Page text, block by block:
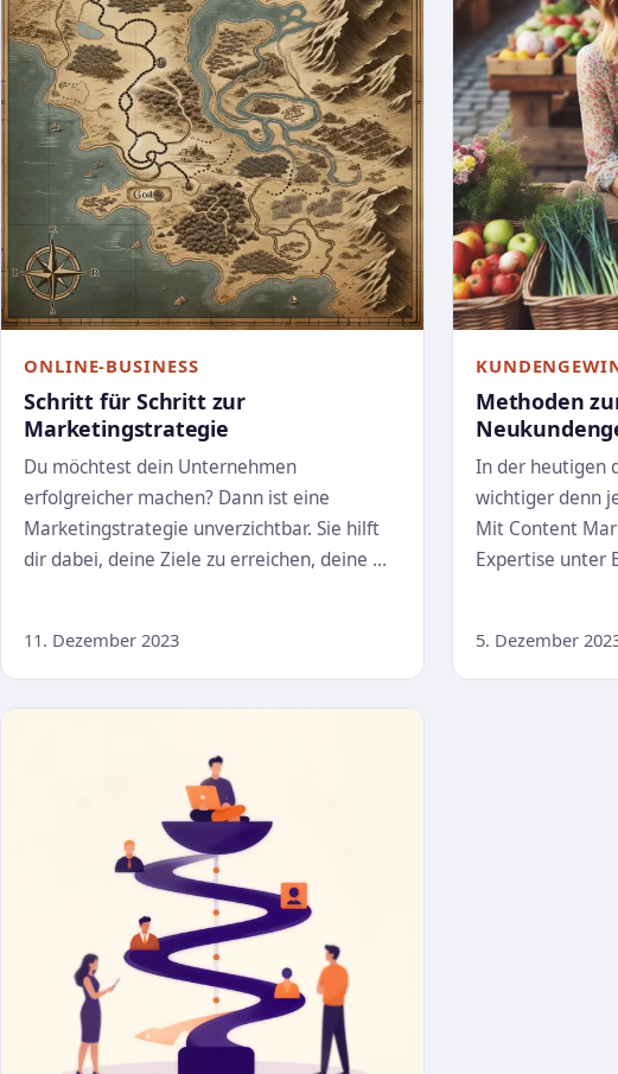
ONLINE-BUSINESS
Schritt für Schritt zur
Marketingstrategie
Du möchtest dein Unternehmen
erfolgreicher machen? Dann ist eine
Marketingstrategie unverzichtbar. Sie hilft
dir dabei, deine Ziele zu erreichen, deine …
11. Dezember 2023
Methoden
In der heutigen
wichtiger denn
Mit Content
Expertise unter
5. Dezember